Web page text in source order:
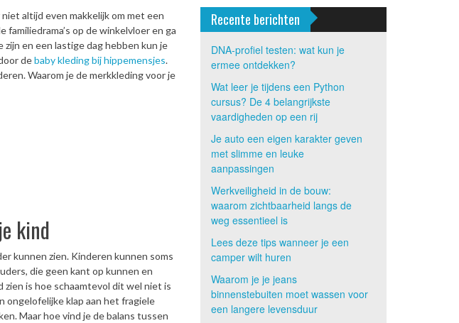
altijd even makkelijk om met een
op de winkelvloer en ga
zijn en een lastige dag hebben kun je
debaby kleding bij hippemensjes.
Waarom je de merkkleding voor je
kind
kunnen zien. Kinderen kunnen soms
die geen kant op kunnen en
is hoe schaamtevol dit wel niet is
ongelofelijke klap aan het fragiele
Maar hoe vind je de balans tussen
Recente berichten
DNA-profiel testen: wat kun je
ermee ontdekken?
Wat leer je tijdens een Python
cursus? De 4 belangrijkste
vaardigheden op een rij
Je auto een eigen karakter geven
met slimme en leuke
aanpassingen
Werkveiligheid in de bouw:
waarom zichtbaarheid langs de
weg essentieel is
Lees deze tips wanneer je een
camper wilt huren
Waarom je je jeans
binnenstebuiten moet wassen voor
een langere levensduur